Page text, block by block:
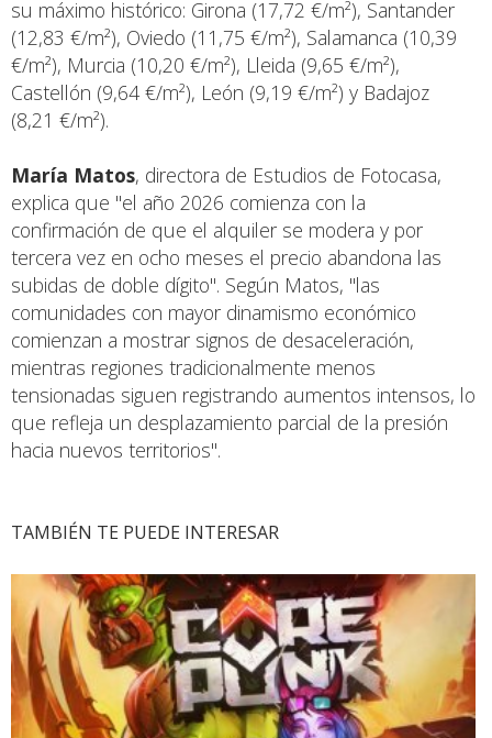
su máximo histórico: Girona (17,72 €/m²), Santander
(12,83 €/m²), Oviedo (11,75 €/m²), Salamanca (10,39
€/m²), Murcia (10,20 €/m²), Lleida (9,65 €/m²),
Castellón (9,64 €/m²), León (9,19 €/m²) y Badajoz
(8,21 €/m²).
María Matos, directora de Estudios de Fotocasa,
explica que "el año 2026 comienza con la
confirmación de que el alquiler se modera y por
tercera vez en ocho meses el precio abandona las
subidas de doble dígito". Según Matos, "las
comunidades con mayor dinamismo económico
comienzan a mostrar signos de desaceleración,
mientras regiones tradicionalmente menos
tensionadas siguen registrando aumentos intensos, lo
que refleja un desplazamiento parcial de la presión
hacia nuevos territorios".
TAMBIÉN TE PUEDE INTERESAR